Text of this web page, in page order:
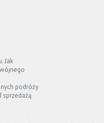
Jak
podróży
sprzedażą